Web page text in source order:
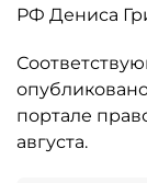
РФ Дениса
портале
августа.